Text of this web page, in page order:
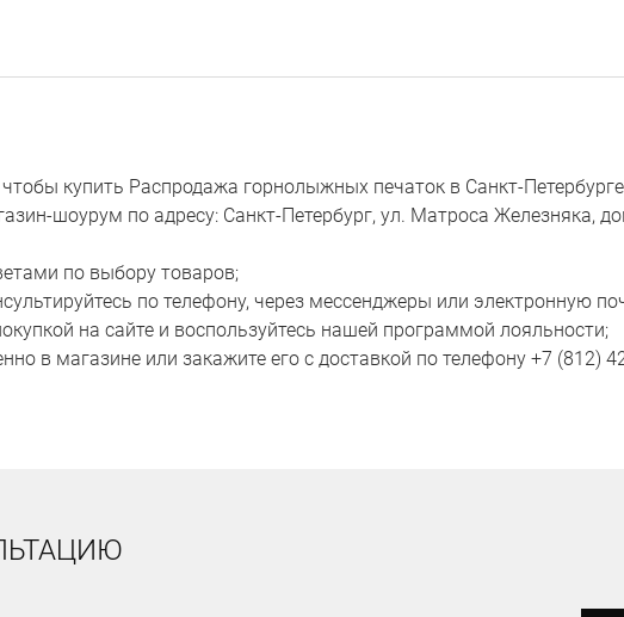
купить Распродажа горнолыжных печаток в Санкт-
шоурум по адресу: Санкт-Петербург, ул. Матроса Железняка,
по выбору товаров;
по телефону, через мессенджеры или электронную
на сайте и воспользуйтесь нашей программой лояльности;
в магазине или закажите его с доставкой по телефону +7 (812)